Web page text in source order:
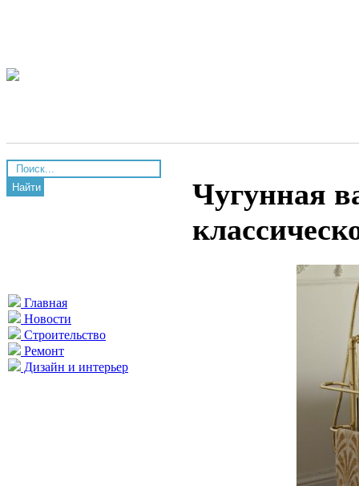
Найти
Главная
Новости
Строительство
Ремонт
Дизайн и интерьер
Чугунная